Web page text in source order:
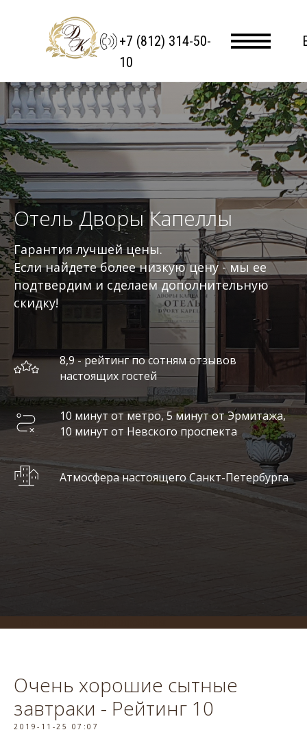
+7 (812) 314-50-
10
Отель Дворы Капеллы
Гарантия лучшей цены.
Если найдете более низкую цену - мы ее
подтвердим и сделаем дополнительную
скидку!
8,9 - рейтинг по сотням отзывов
настоящих гостей
10 минут от метро, 5 минут от Эрмитажа,
10 минут от Невского проспекта
Атмосфера настоящего Санкт-Петербурга
Очень хорошие сытные
завтраки - Рейтинг 10
2019-11-25 07:07